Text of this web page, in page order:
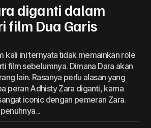
diganti dalam
film Dua Garis
kali ini ternyata tidak memainkan role
film sebelumnya. Dimana Dara akan
lain. Rasanya perlu alasan yang
peran Adhisty Zara diganti, karna
iconic dengan pemeran Zara.